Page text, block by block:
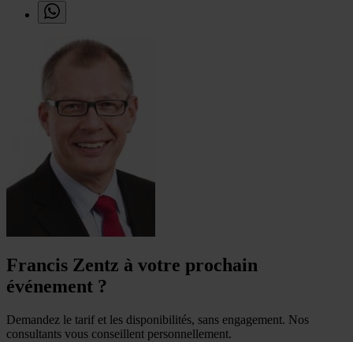
Francis Zentz à votre prochain
événement ?
Demandez le tarif et les disponibilités, sans engagement. Nos
consultants vous conseillent personnellement.